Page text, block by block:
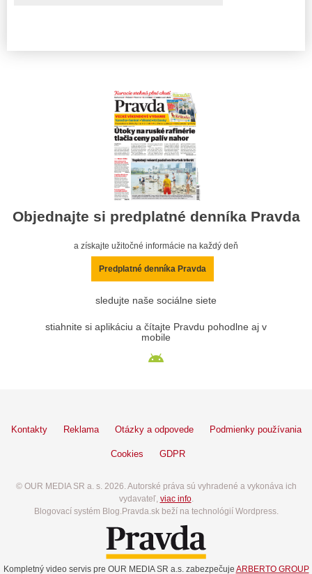
Objednajte si predplatné denníka Pravda
a získajte užitočné informácie na každý deň
Predplatné denníka Pravda
sledujte naše sociálne siete
stiahnite si aplikáciu a čítajte Pravdu pohodlne aj v
mobile
Kontakty Reklama Otázky a odpovede Podmienky používania
Cookies GDPR
© OUR MEDIA SR a. s. 2026. Autorské práva sú vyhradené a vykonáva ich
vydavateľ, viac info.
Blogovací systém Blog.Pravda.sk beží na technológií Wordpress.
Kompletný video servis pre OUR MEDIA SR a.s. zabezpečuje ARBERTO GROUP